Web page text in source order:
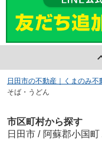
日田市の不動産｜くまのみ不
そば・うどん
市区町村から探す
日田市 / 阿蘇郡小国町